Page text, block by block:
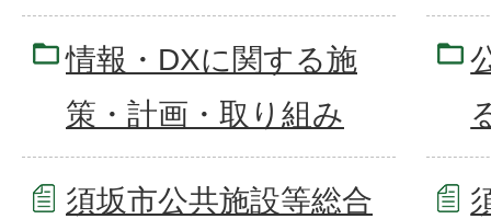
情報・DXに関する施
策・計画・取り組み
須坂市公共施設等総合